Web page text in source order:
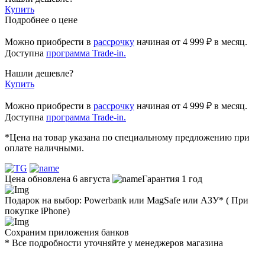
Купить
Подробнее о цене
Можно приобрести в рассрочку начиная от 4 999 ₽ в месяц.
Доступна программа Trade-in.
Нашли дешевле?
Купить
Можно приобрести в рассрочку начиная от 4 999 ₽ в месяц.
Доступна программа Trade-in.
*Цена на товар указана по специальному предложению при
оплате наличными.
Цена обновлена 6 августа Гарантия 1 год
Подарок на выбор: Powerbank или MagSafe или AЗУ* ( При
покупке iPhone)
Сохраним приложения банков
* Все подробности уточняйте у менеджеров магазина